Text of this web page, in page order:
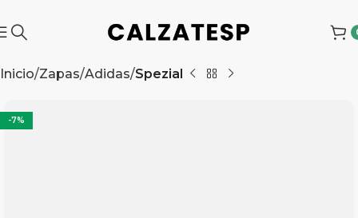
Inicio Zapas Adidas Spezial
-7%